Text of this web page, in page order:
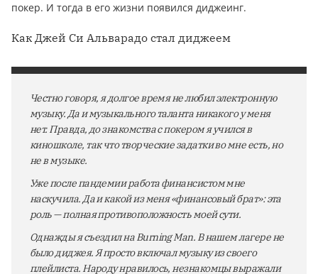
покер. И тогда в его жизни появился диджеинг.
Как Джей Си Альварадо стал диджеем
Честно говоря, я долгое время не любил электронную
музыку. Да и музыкального таланта никакого у меня
нет. Правда, до знакомства с покером я учился в
киношколе, так что творческие задатки во мне есть, но
не в музыке.
Уже после пандемии работа финансистом мне
наскучила. Да и какой из меня «финансовый брат»: эта
роль — полная противоположность моей сути.
Однажды я съездил на Burning Man. В нашем лагере не
было диджея. Я просто включал музыку из своего
плейлиста. Народу нравилось, незнакомцы выражали